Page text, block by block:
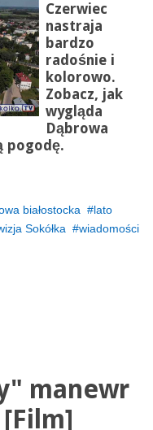
Czerwiec
nastraja
bardzo
radośnie i
kolorowo.
Zobacz, jak
wygląda
Dąbrowa
pogodę.
białostocka
lato
Sokółka
wiadomości
manewr